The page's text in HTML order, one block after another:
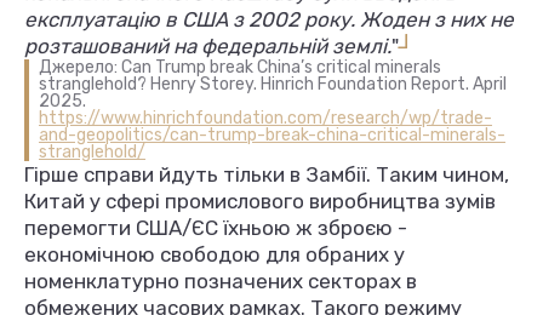
експлуатацію в США з 2002 року. Жоден з них не
розташований на федеральній землі."L
Джерело: Can Trump break China’s critical minerals
stranglehold? Henry Storey. Hinrich Foundation Report. April
2025.
https://www.hinrichfoundation.com/research/wp/trade-
and-geopolitics/can-trump-break-china-critical-minerals-
stranglehold/
Гірше справи йдуть тільки в Замбії. Таким чином,
Китай у сфері промислового виробництва зумів
перемогти США/ЄС їхньою ж зброєю -
економічною свободою для обраних у
номенклатурно позначених секторах в
обмежених часових рамках. Такого режиму